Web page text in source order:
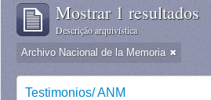
Mostrar 1 resultados
Descrição arquivística
Archivo Nacional de la Memoria
Testimonios/ ANM